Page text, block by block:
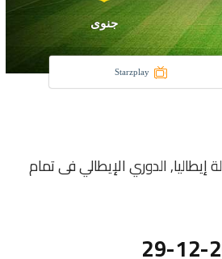
جنوى
Starzplay
بطولة إيطاليا, الدوري الإيطالي فى تمام